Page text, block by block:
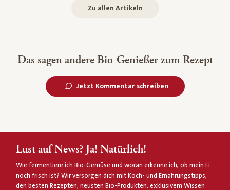
Zu allen Artikeln
Das sagen andere Bio-Genießer zum Rezept
Jetzt Kommentar schreiben
Lust auf News? Ja! Natürlich!
Wie fermentiere ich Bio-Gemüse und woran erkenne ich, ob mein Ei
noch frisch ist? Wir versorgen dich mit Koch- und Ernährungstipps,
den besten Rezepten, neusten Bio-Produkten, exklusivem Wissen